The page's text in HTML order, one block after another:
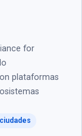
for
plataformas